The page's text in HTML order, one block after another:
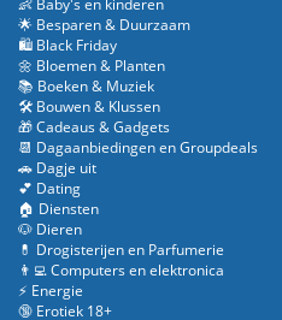
🌟 Besparen & Duurzaam
🛍️ Black Friday
🌼 Bloemen & Planten
📚 Boeken & Muziek
🛠️ Bouwen & Klussen
🎁 Cadeaus & Gadgets
📆 Dagaanbiedingen en Groupdeals
🚗 Dagje uit
💕 Dating
🏠 Diensten
🐶 Dieren
💊 Drogisterijen en Parfumerie
👨‍💻 Computers en elektronica
⚡ Energie
🔞 Erotiek 18+